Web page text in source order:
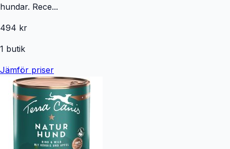
hundar. Rece...
494 kr
1 butik
Jämför priser